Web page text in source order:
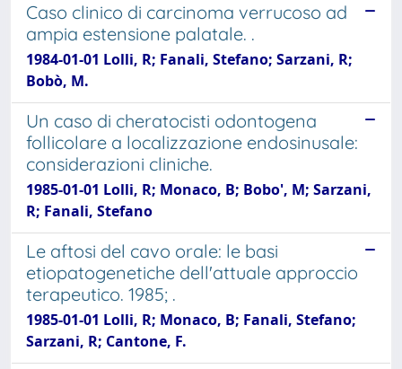
Caso clinico di carcinoma verrucoso ad
ampia estensione palatale. .
1984-01-01 Lolli, R; Fanali, Stefano; Sarzani, R;
Bobò, M.
Un caso di cheratocisti odontogena
follicolare a localizzazione endosinusale:
considerazioni cliniche.
1985-01-01 Lolli, R; Monaco, B; Bobo', M; Sarzani,
R; Fanali, Stefano
Le aftosi del cavo orale: le basi
etiopatogenetiche dell'attuale approccio
terapeutico. 1985; .
1985-01-01 Lolli, R; Monaco, B; Fanali, Stefano;
Sarzani, R; Cantone, F.